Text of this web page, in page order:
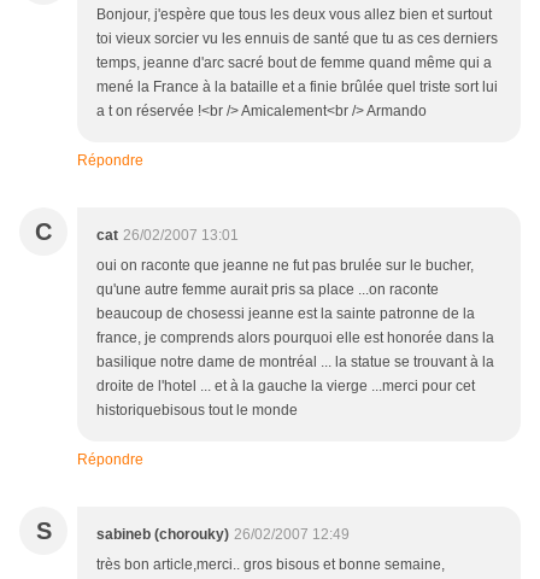
Bonjour, j'espère que tous les deux vous allez bien et surtout
toi vieux sorcier vu les ennuis de santé que tu as ces derniers
temps, jeanne d'arc sacré bout de femme quand même qui a
mené la France à la bataille et a finie brûlée quel triste sort lui
a t on réservée !<br /> Amicalement<br /> Armando
Répondre
C cat 26/02/2007 13:01
oui on raconte que jeanne ne fut pas brulée sur le bucher,
qu'une autre femme aurait pris sa place ...on raconte
beaucoup de chosessi jeanne est la sainte patronne de la
france, je comprends alors pourquoi elle est honorée dans la
basilique notre dame de montréal ... la statue se trouvant à la
droite de l'hotel ... et à la gauche la vierge ...merci pour cet
historiquebisous tout le monde
Répondre
S sabineb (chorouky) 26/02/2007 12:49
très bon article,merci.. gros bisous et bonne semaine,